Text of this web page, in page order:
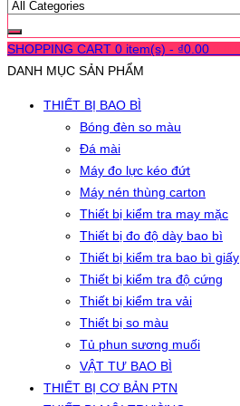
SHOPPING CART 0 item(s) - ₫0.00
DANH MỤC SẢN PHẨM
THIẾT BỊ BAO BÌ
Bóng đèn so màu
Đá mài
Máy đo lực kéo đứt
Máy nén thùng carton
Thiết bị kiểm tra may mặc
Thiết bị đo độ dày bao bì
Thiết bị kiểm tra bao bì giấy
Thiết bị kiểm tra độ cứng
Thiết bị kiểm tra vải
Thiết bị so màu
Tủ phun sương muối
VẬT TƯ BAO BÌ
THIẾT BỊ CƠ BẢN PTN